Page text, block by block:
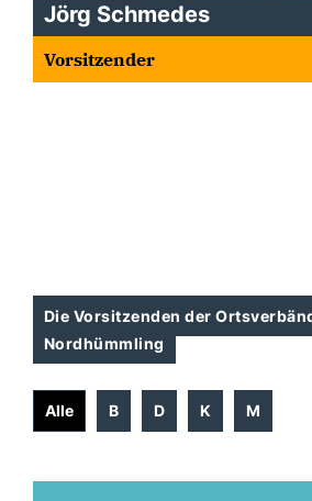
Jörg Schmedes
Vorsitzender
Die Vorsitzenden der
Nordhümmling
Alle B D K M